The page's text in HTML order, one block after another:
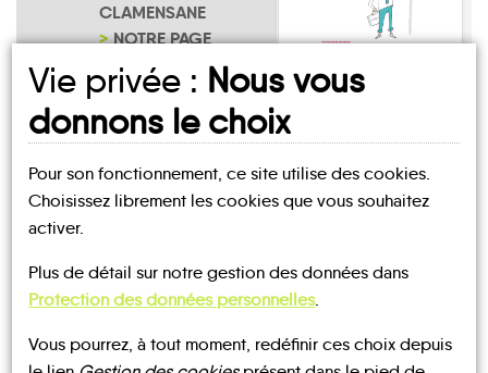
CLAMENSANE
NOTRE PAGE
D'INSCRIPTION
Clamensane
UN AVIS, UN TÉMOIGNAGE
À PARTAGER ?
Vie privée : Nous vous
donnons le choix
Pour son fonctionnement, ce site utilise des cookies.
Choisissez librement les cookies que vous souhaitez
activer.
Plus de détail sur notre gestion des données dans
Protection des données personnelles.
Vous pourrez, à tout moment, redéfinir ces choix depuis